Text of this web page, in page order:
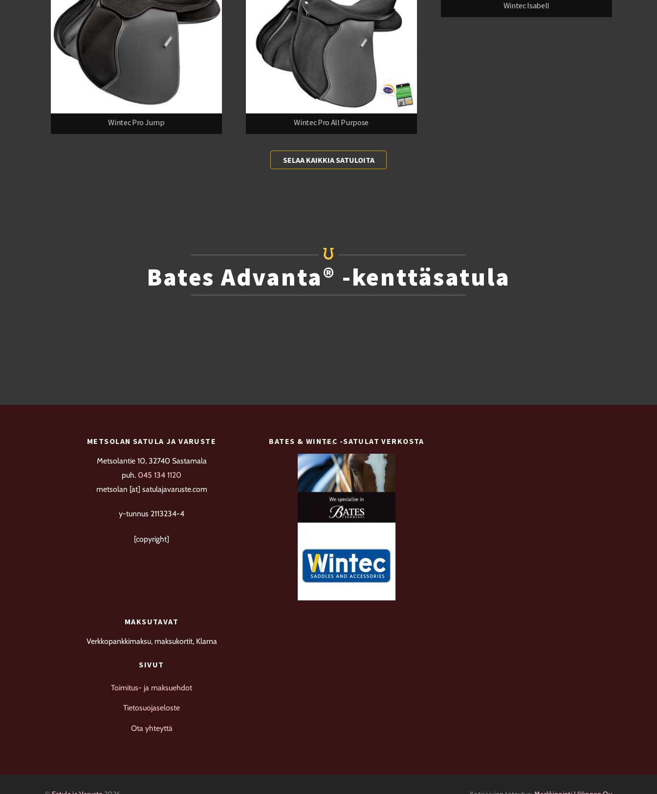
Wintec Pro Jump Wintec Pro All Purpose
Wintec Isabell
SELAA KAIKKIA SATULOITA
Bates Advanta® -kenttäsatula
Back
To
Top
METSOLAN SATULA JA VARUSTE
Metsolantie 10, 32740 Sastamala
puh. 045 134 1120
metsolan [at] satulajavaruste.com
y-tunnus 2113234-4
[copyright]
BATES & WINTEC -SATULAT VERKOSTA
MAKSUTAVAT
Verkkopankkimaksu, maksukortit, Klarna
SIVUT
Toimitus- ja maksuehdot
Tietosuojaseloste
Ota yhteyttä